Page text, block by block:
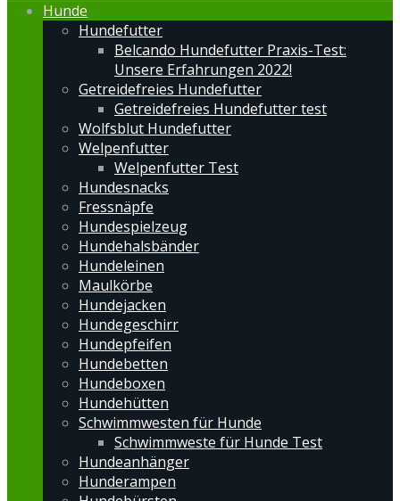
Hunde
Hundefutter
Belcando Hundefutter Praxis-Test:
Unsere Erfahrungen 2022!
Getreidefreies Hundefutter
Getreidefreies Hundefutter test
Wolfsblut Hundefutter
Welpenfutter
Welpenfutter Test
Hundesnacks
Fressnäpfe
Hundespielzeug
Hundehalsbänder
Hundeleinen
Maulkörbe
Hundejacken
Hundegeschirr
Hundepfeifen
Hundebetten
Hundeboxen
Hundehütten
Schwimmwesten für Hunde
Schwimmweste für Hunde Test
Hundeanhänger
Hunderampen